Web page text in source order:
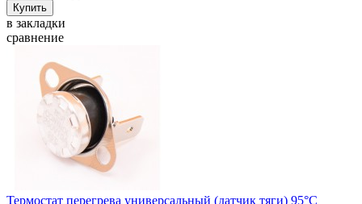
в закладки
сравнение
Термостат перегрева универсальный (датчик тяги) 95°C